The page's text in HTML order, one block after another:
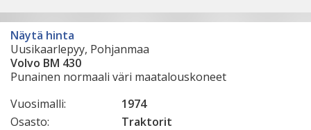
Näytä hinta
Uusikaarlepyy, Pohjanmaa
Volvo BM 430
Punainen normaali väri maatalouskoneet
Vuosimalli:
1974
Osasto:
Traktorit